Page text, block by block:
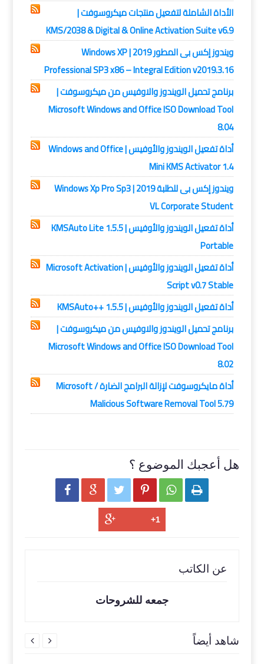
الأداة الشاملة لتفعيل منتجات ميكروسوفت |
KMS/2038 & Digital & Online Activation Suite v6.9
ويندوز إكس بى المطور 2019 | Windows XP
Professional SP3 x86 – Integral Edition v2019.3.16
برنامج تحميل الويندوز والاوفيس من ميكروسوفت |
Microsoft Windows and Office ISO Download Tool
8.04
أداة تفعيل الويندوز والأوفيس | Windows and Office
Mini KMS Activator 1.4
ويندوز إكس بى للطلبة 2019 | Windows Xp Pro Sp3
VL Corporate Student
أداة تفعيل الويندوز والأوفيس | KMSAuto Lite 1.5.5
Portable
أداة تفعيل الويندوز والأوفيس | Microsoft Activation
Script v0.7 Stable
أداة تفعيل الويندوز والأوفيس | KMSAuto++ 1.5.5
برنامج تحميل الويندوز والاوفيس من ميكروسوفت |
Microsoft Windows and Office ISO Download Tool
8.02
أداة مايكروسوفت لإزالة البرامج الضارة / Microsoft
Malicious Software Removal Tool 5.79
هل أعجبك الموضوع ؟
     
عن الكاتب
جمعه للشروحات
شاهد أيضاً  